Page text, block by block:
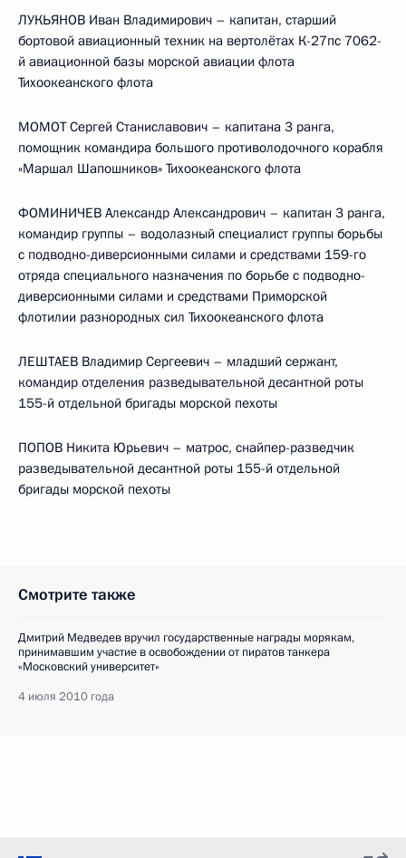
ЛУКЬЯНОВ Иван Владимирович – капитан, старший
бортовой авиационный техник на вертолётах К-27пс 7062-
й авиационной базы морской авиации флота
Тихоокеанского флота
МОМОТ Сергей Станиславович – капитана 3 ранга,
помощник командира большого противолодочного корабля
«Маршал Шапошников» Тихоокеанского флота
ФОМИНИЧЕВ Александр Александрович – капитан 3 ранга,
командир группы – водолазный специалист группы борьбы
с подводно-диверсионными силами и средствами 159-го
отряда специального назначения по борьбе с подводно-
диверсионными силами и средствами Приморской
флотилии разнородных сил Тихоокеанского флота
ЛЕШТАЕВ Владимир Сергеевич – младший сержант,
командир отделения разведывательной десантной роты
155-й отдельной бригады морской пехоты
ПОПОВ Никита Юрьевич – матрос, снайпер-разведчик
разведывательной десантной роты 155-й отдельной
бригады морской пехоты
Смотрите также
Дмитрий Медведев вручил государственные награды морякам,
принимавшим участие в освобождении от пиратов танкера
«Московский университет»
4 июля 2010 года